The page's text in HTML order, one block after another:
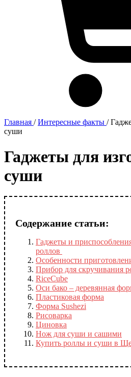
Главная / Интересные факты /
суши
Гаджеты для
суши
Содержание статьи:
Гаджеты и
роллов
Особенности
Прибор для скручивания
RiceCube
Оси бако – деревянная
Пластиковая форма
Форма Sushezi
Рисоварка
Циновка
Нож для суши и сашими
Купить роллы и суши в